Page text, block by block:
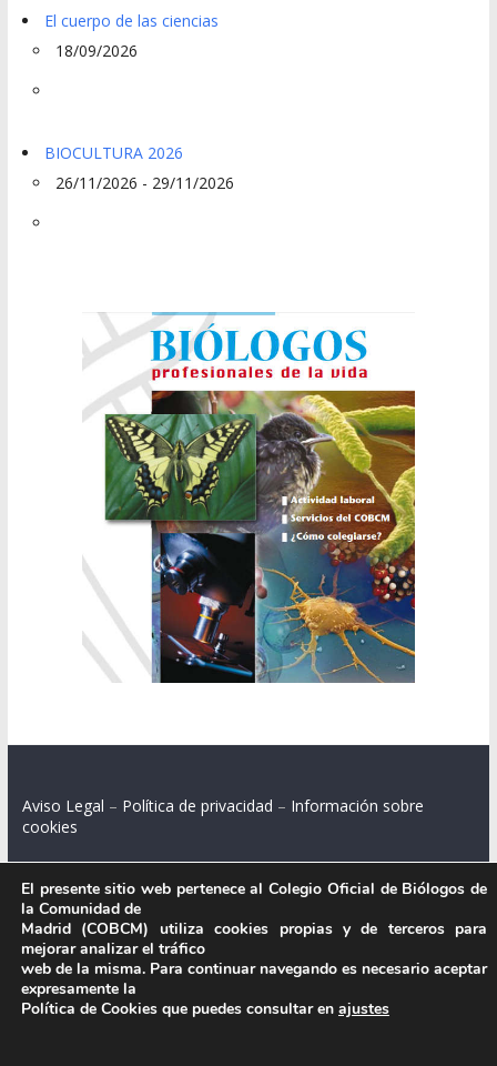
El cuerpo de las ciencias
18/09/2026
BIOCULTURA 2026
26/11/2026 - 29/11/2026
Aviso Legal – Política de privacidad – Información sobre
cookies
Colegio Oficial de Biólogos de la Comunidad de Madrid.
C/ Santa Engracia 108, 2º int.izq. 28003 Madrid.
El presente sitio web pertenece al Colegio Oficial de Biólogos de
la Comunidad de
Madrid (COBCM) utiliza cookies propias y de terceros para
mejorar analizar el tráfico
web de la misma. Para continuar navegando es necesario aceptar
expresamente la
Política de Cookies que puedes consultar en ajustes